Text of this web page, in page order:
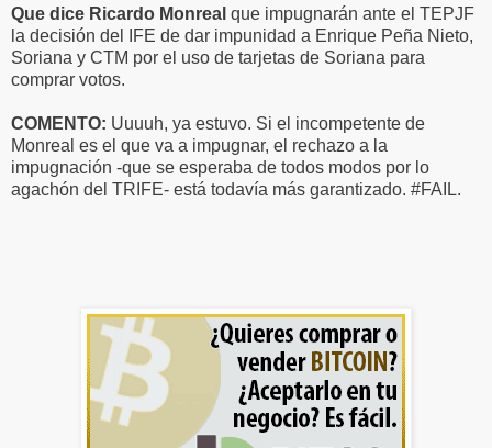
Que dice Ricardo Monreal que impugnarán ante el TEPJF
la decisión del IFE de dar impunidad a Enrique Peña Nieto,
Soriana y CTM por el uso de tarjetas de Soriana para
comprar votos.
COMENTO: Uuuuh, ya estuvo. Si el incompetente de
Monreal es el que va a impugnar, el rechazo a la
impugnación -que se esperaba de todos modos por lo
agachón del TRIFE- está todavía más garantizado. #FAIL.